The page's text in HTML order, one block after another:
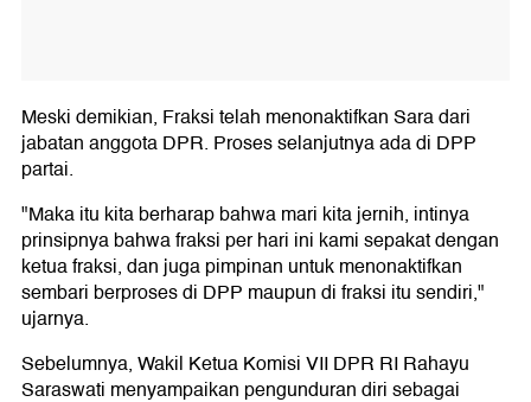
Meski demikian, Fraksi telah menonaktifkan Sara dari
jabatan anggota DPR. Proses selanjutnya ada di DPP
partai.
"Maka itu kita berharap bahwa mari kita jernih, intinya
prinsipnya bahwa fraksi per hari ini kami sepakat dengan
ketua fraksi, dan juga pimpinan untuk menonaktifkan
sembari berproses di DPP maupun di fraksi itu sendiri,"
ujarnya.
Sebelumnya, Wakil Ketua Komisi VII DPR RI Rahayu
Saraswati menyampaikan pengunduran diri sebagai